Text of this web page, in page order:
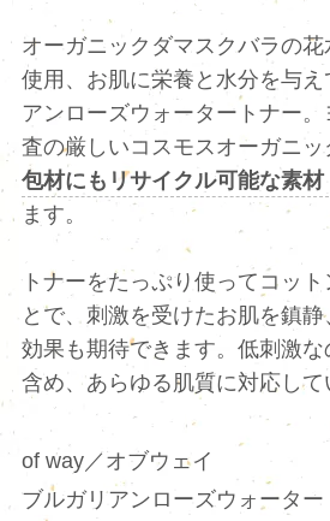
オーガニックダマスクバラの
使用、お肌に栄養と水分を与え
アンローズウォータートナー
査の厳しいコスモスオーガニッ
包材にもリサイクル可能な素材
ます。
トナーをたっぷり使ってコット
とで、刺激を受けたお肌を鎮
効果も期待できます。低刺激な
含め、あらゆる肌質に対応して
of way／オブウェイ
ブルガリアンローズウォーター